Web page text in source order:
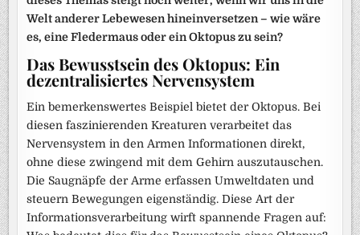
Welt anderer Lebewesen hineinversetzen – wie wäre
es, eine Fledermaus oder ein Oktopus zu sein?
Das Bewusstsein des Oktopus: Ein
dezentralisiertes Nervensystem
Ein bemerkenswertes Beispiel bietet der Oktopus. Bei
diesen faszinierenden Kreaturen verarbeitet das
Nervensystem in den Armen Informationen direkt,
ohne diese zwingend mit dem Gehirn auszutauschen.
Die Saugnäpfe der Arme erfassen Umweltdaten und
steuern Bewegungen eigenständig. Diese Art der
Informationsverarbeitung wirft spannende Fragen auf: